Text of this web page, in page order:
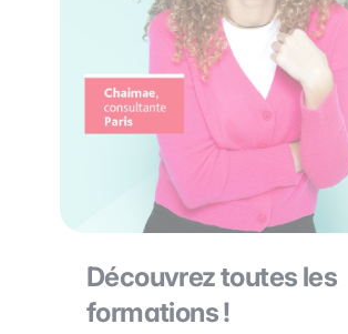
Découvrez toutes les
formations !